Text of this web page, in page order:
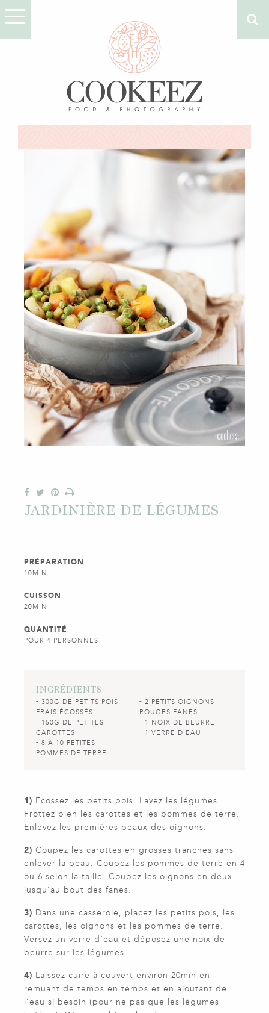
JARDINIÈRE DE LÉGUMES
PRÉPARATION
10MIN
CUISSON
20MIN
QUANTITÉ
POUR 4 PERSONNES
INGRÉDIENTS
300G DE PETITS POIS
FRAIS ÉCOSSÉS
150G DE PETITES
CAROTTES
8 À 10 PETITES
POMMES DE TERRE
2 PETITS OIGNONS
ROUGES FANES
1 NOIX DE BEURRE
1 VERRE D'EAU
1) Écossez les petits pois. Lavez les légumes.
Frottez bien les carottes et les pommes de terre.
Enlevez les premières peaux des oignons.
2) Coupez les carottes en grosses tranches sans
enlever la peau. Coupez les pommes de terre en 4
ou 6 selon la taille. Coupez les oignons en deux
jusqu’au bout des fanes.
3) Dans une casserole, placez les petits pois, les
carottes, les oignons et les pommes de terre.
Versez un verre d’eau et déposez une noix de
beurre sur les légumes.
4) Laissez cuire à couvert environ 20min en
remuant de temps en temps et en ajoutant de
l’eau si besoin (pour ne pas que les légumes